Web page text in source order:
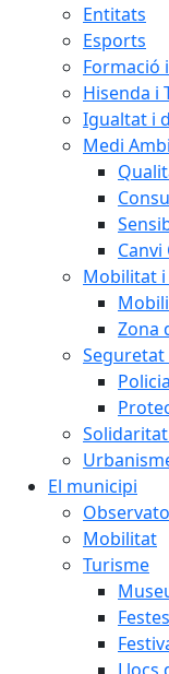
Entitats
Esports
Formació
Hisenda i
Igualtat i
Medi
Mobilitat i
Zona
Seguretat
El municipi
Mobilitat
Turisme